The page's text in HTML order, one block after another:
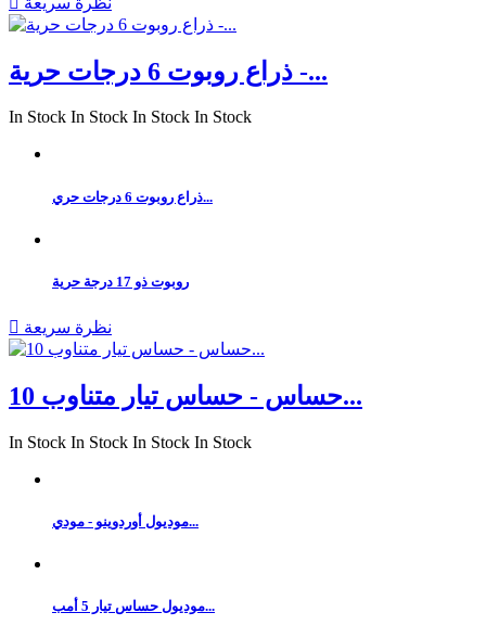
ذراع روبوت 6 درجات حرية -...
In Stock In Stock In Stock In Stock
ذراع روبوت 6 درجات حري...
روبوت ذو 17 درجة حرية
 نظرة سريعة
حساس - حساس تيار متناوب 10...
In Stock In Stock In Stock In Stock
موديول أوردوينو - مودي...
موديول حساس تيار 5 أمب...